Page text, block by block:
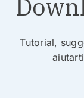
Tutorial,